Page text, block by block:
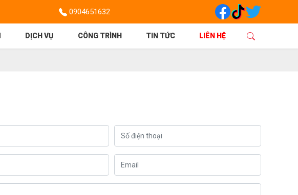
0904651632
DỊCH VỤ CÔNG TRÌNH TIN TỨC LIÊN HỆ